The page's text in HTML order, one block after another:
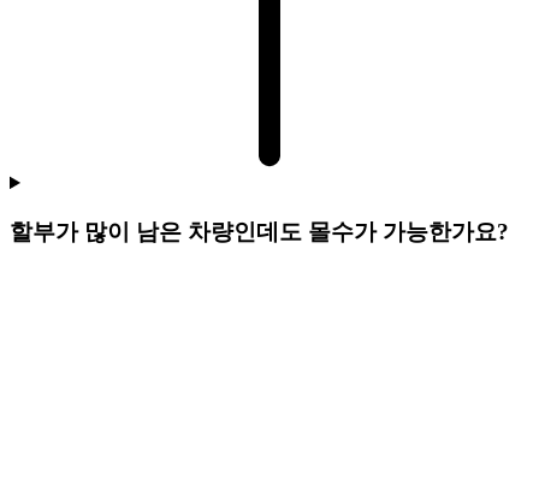
할부가 많이 남은 차량인데도 몰수가 가능한가요?